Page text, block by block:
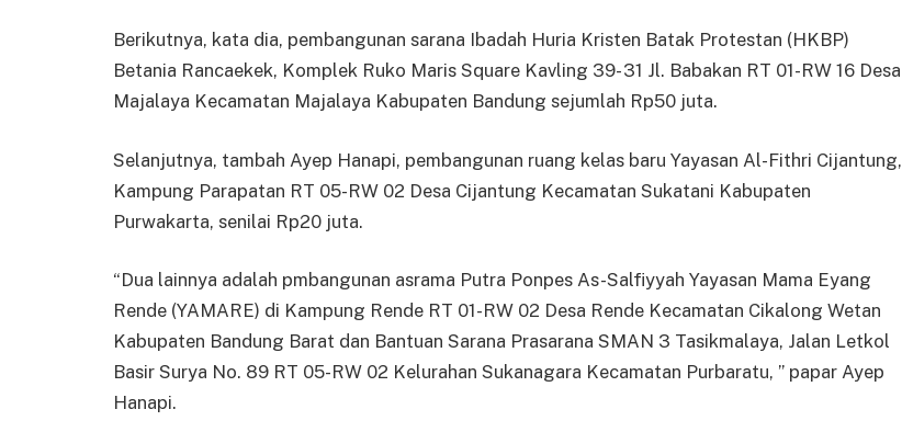
Berikutnya, kata dia, pembangunan sarana Ibadah Huria Kristen Batak Protestan (HKBP)
Betania Rancaekek, Komplek Ruko Maris Square Kavling 39- 31 Jl. Babakan RT 01-RW 16 Desa
Majalaya Kecamatan Majalaya Kabupaten Bandung sejumlah Rp50 juta.
Selanjutnya, tambah Ayep Hanapi, pembangunan ruang kelas baru Yayasan Al-Fithri Cijantung,
Kampung Parapatan RT 05-RW 02 Desa Cijantung Kecamatan Sukatani Kabupaten
Purwakarta, senilai Rp20 juta.
“Dua lainnya adalah pmbangunan asrama Putra Ponpes As-Salfiyyah Yayasan Mama Eyang
Rende (YAMARE) di Kampung Rende RT 01-RW 02 Desa Rende Kecamatan Cikalong Wetan
Kabupaten Bandung Barat dan Bantuan Sarana Prasarana SMAN 3 Tasikmalaya, Jalan Letkol
Basir Surya No. 89 RT 05-RW 02 Kelurahan Sukanagara Kecamatan Purbaratu, ” papar Ayep
Hanapi.